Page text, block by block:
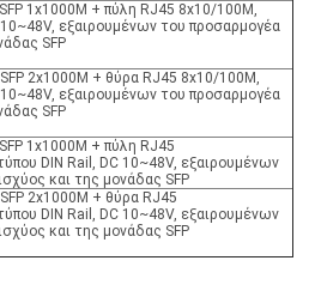
1x1000M + πύλη RJ45 8x10/100M,
εξαιρουμένων του προσαρμογέα
SFP
2x1000M + θύρα RJ45 8x10/100M,
εξαιρουμένων του προσαρμογέα
SFP
1x1000M + πύλη RJ45
DIN Rail, DC 10~48V, εξαιρουμένων
και της μονάδας SFP
2x1000M + θύρα RJ45
DIN Rail, DC 10~48V, εξαιρουμένων
και της μονάδας SFP